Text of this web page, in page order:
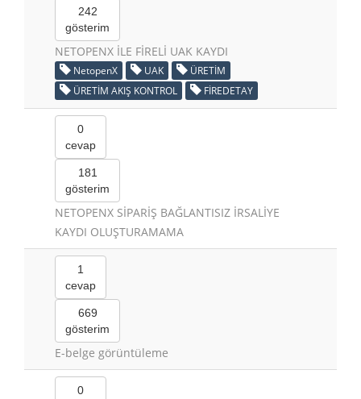
242
gösterim
NETOPENX İLE FİRELİ UAK KAYDI
NetopenX UAK
ÜRETİM
ÜRETİM AKIŞ KONTROL
FİREDETAY
0
cevap
181
gösterim
NETOPENX SİPARİŞ BAĞLANTISIZ İRSALİYE
KAYDI OLUŞTURAMAMA
1
cevap
669
gösterim
E-belge görüntüleme
0